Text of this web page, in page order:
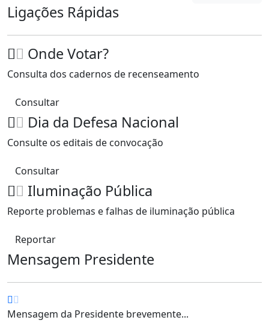
Ligações Rápidas
Onde Votar?
Consulta dos cadernos de recenseamento
Consultar
Dia da Defesa Nacional
Consulte os editais de convocação
Consultar
Iluminação Pública
Reporte problemas e falhas de iluminação pública
Reportar
Mensagem Presidente
Mensagem da Presidente brevemente...